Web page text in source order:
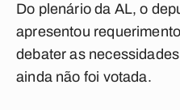
Do plenário da AL, o
apresentou
debater as
ainda não foi votada.